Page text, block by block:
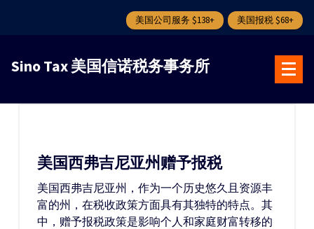
美国公司服务 $138+ 美国报税 $68+
Sino Tax 美国信诺税务事务所
美国西弗吉尼亚州赠予报税
美国西弗吉尼亚州，作为一个历史悠久且资源丰
富的州，在税收政策方面具有其独特的特点。其
中，赠予报税政策是影响个人和家庭财富转移的